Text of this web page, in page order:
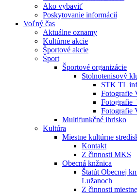
Ako vybaviť
Poskytovanie informácií
Voľný čas
Aktuálne oznamy
Kultúrne akcie
Športové akcie
Šport
Športové organizácie
Stolnotenisový
STK TL
Fotografie
Fotografie
Multifunkčné ihrisko
Kultúra
Miestne kultúrne
Kontakt
Z činnosti MKS
Obecná knžnica
Štatút Obecnej
Lužanoch
Z činnosti